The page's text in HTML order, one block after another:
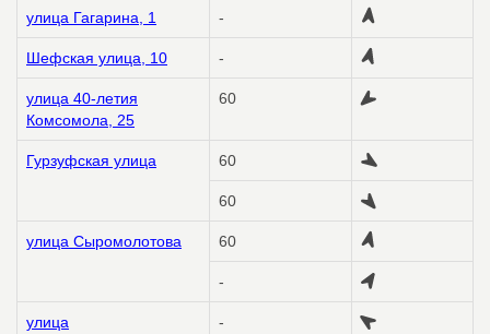
улица Гагарина, 1 -
Шефская улица, 10 -
улица 40-летия
Комсомола, 25
60
Гурзуфская улица 60
60
улица Сыромолотова 60
-
улица
-